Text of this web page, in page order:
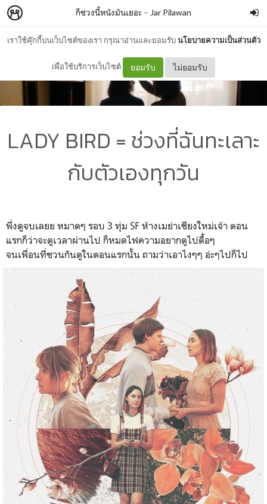
เราใช้คุ๊กกี้บนเว็บไซต์ของเรา กรุณาอ่านและยอมรับนโยบายความเป็นส่วนตัว
เพื่อใช้บริการเว็บไซต์ ยอมรับ ไม่ยอมรับ
ก็ช่วงนี้หนังมันเยอะ – Jar Pilawan
LADY BIRD = ช่วงที่ฉันทะเลาะ
กับตัวเองทุกวัน
พึ่งดูจบเลยย หมาดๆ รอบ 3 ทุ่ม SF ห้างเมย่าเชียงใหม่เจ้า ตอน
แรกก็ว่าจะดูเวลาผ่านไป ก็หมดไฟความอยากดูไปดื้อๆ
จนเพื่อนที่ชวนกันดูในตอนแรกนั้น ถามว่าเอาไงๆๆ อ่ะๆไปก็ไป